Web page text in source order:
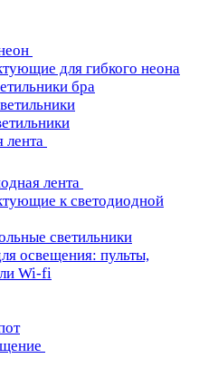
для гибкого неона
бра
лента
лента
к светодиодной
светильники
освещения: пульты,
Wi-fi